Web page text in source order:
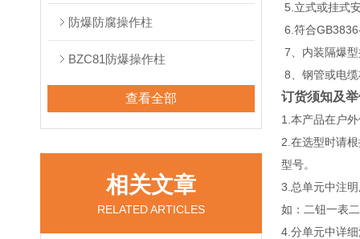
防爆防腐操作柱
BZC81防爆操作柱
查看全部
相关文章
RELATED ARTICLES
5.立式或挂式
6.符合
7、内装隔爆
8、钢管或电
订货须知及
1.本产品在户
2.在选型时请
型号。
3.总单元中注
如：二钮一表
4.分单元中详